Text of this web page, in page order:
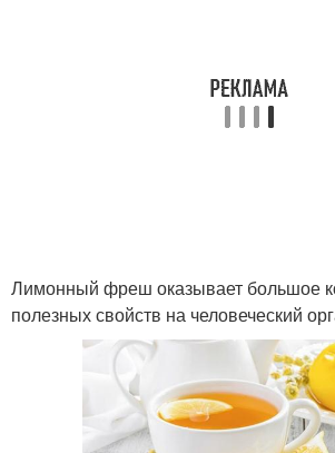
Лимонный фреш оказывает большое
полезных свойств на человеческий